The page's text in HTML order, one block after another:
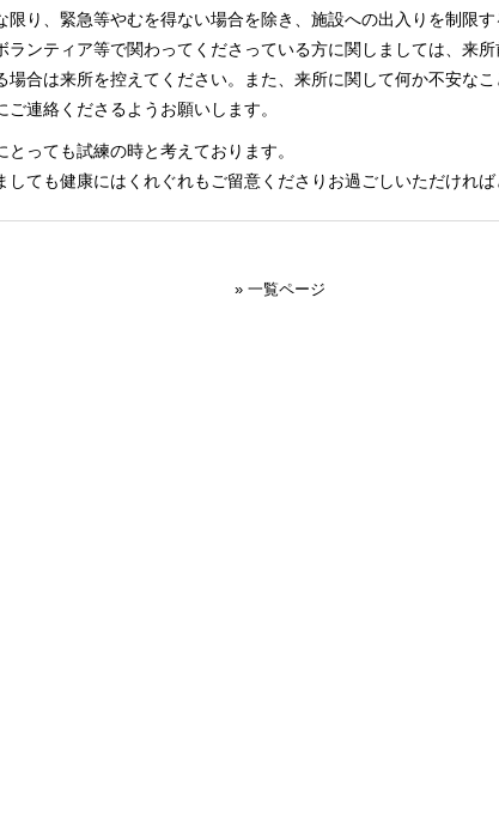
限り、緊急等やむを得ない場合を除き、施設への出入りを制限
ランティア等で関わってくださっている方に関しましては、来
場合は来所を控えてください。また、来所に関して何か不安な
ご連絡くださるようお願いします。
とっても試練の時と考えております。
しても健康にはくれぐれもご留意くださりお過ごしいただければ
» 一覧ページ